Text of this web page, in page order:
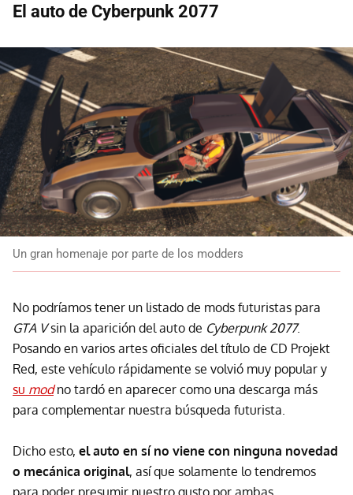
El auto de Cyberpunk 2077
Un gran homenaje por parte de los modders
No podríamos tener un listado de mods futuristas para
GTA Vsin la aparición del auto de Cyberpunk 2077.
Posando en varios artes oficiales del título de CD Projekt
Red, este vehículo rápidamente se volvió muy popular y
su modno tardó en aparecer como una descarga más
para complementar nuestra búsqueda futurista.
Dicho esto, el auto en sí no viene con ninguna novedad
o mecánica original, así que solamente lo tendremos